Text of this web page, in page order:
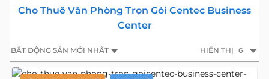
Cho Thuê Văn Phòng Trọn Gói Centec Business
Center
BẤT ĐỘNG SẢN MỚI NHẤT HIỂN THỊ 6